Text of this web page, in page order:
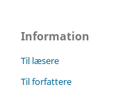
Information
Til læsere
Til forfattere